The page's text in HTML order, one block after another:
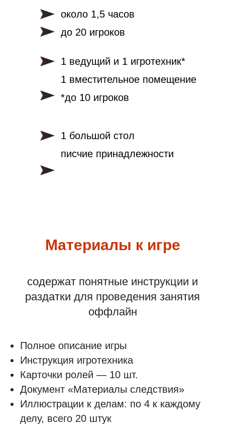
около 1,5 часов
до 20 игроков
1 ведущий и 1 игротехник*
1 вместительное помещение
*до 10 игроков
1 большой стол
писчие принадлежности
Материалы к игре
содержат понятные инструкции и
раздатки для проведения занятия
оффлайн
Полное описание игры
Инструкция игротехника
Карточки ролей — 10 шт.
Документ «Материалы следствия»
Иллюстрации к делам: по 4 к каждому
делу, всего 20 штук